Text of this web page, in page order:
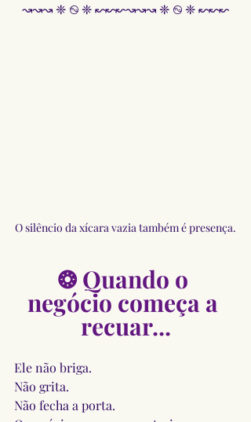
↝↝↝ ❈ ࿊ ❈ ↜↜↜↝↝↝ ❈ ࿊ ❈ ↜↜↜
O silêncio da xícara vazia também é presença.
❂ Quando o
negócio começa a
recuar...
Ele não briga.
Não grita.
Não fecha a porta.